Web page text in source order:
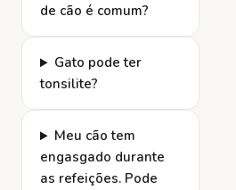
de cão é comum?
Gato pode ter
tonsilite?
Meu cão tem
engasgado durante
as refeições. Pode